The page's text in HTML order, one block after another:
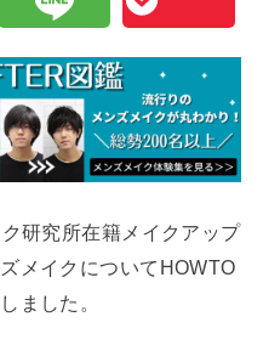
研究所在籍メイクアップ
メイクについてHOWTO
ました。